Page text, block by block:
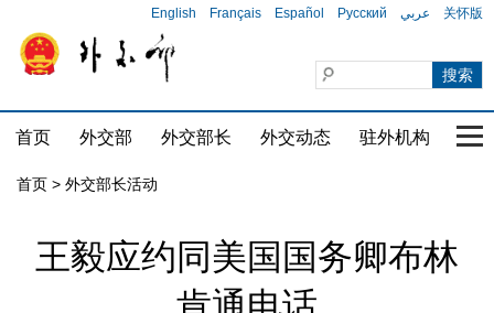
English Français Español Русский عربي 关怀版
首页 外交部 外交部长 外交动态 驻外机构 国
首页 > 外交部长活动
王毅应约同美国国务卿布林